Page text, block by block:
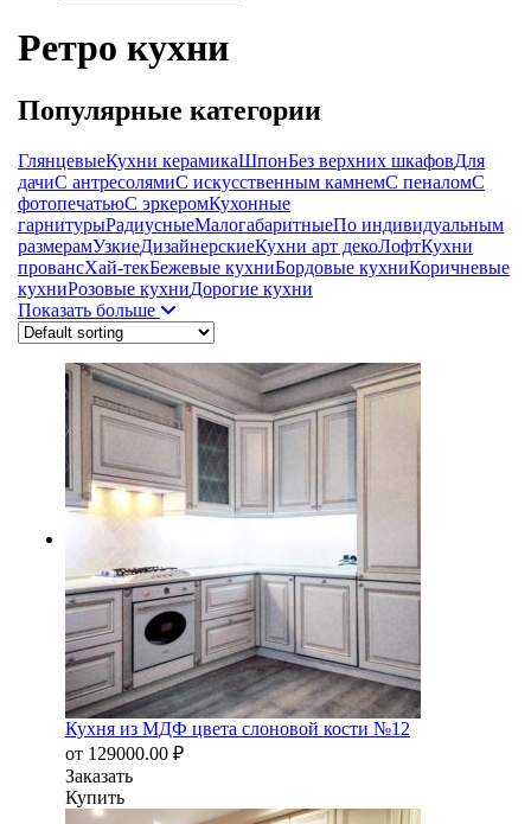
Ретро кухни
Популярные категории
ГлянцевыеКухни керамикаШпонБез верхних шкафовДля
дачиС антресолямиС искусственным камнемС пеналомС
фотопечатьюС эркеромКухонные
гарнитурыРадиусныеМалогабаритныеПо индивидуальным
размерамУзкиеДизайнерскиеКухни арт декоЛофтКухни
провансХай-текБежевые кухниБордовые кухниКоричневые
кухниРозовые кухниДорогие кухни
Показать больше
Кухня из МДФ цвета слоновой кости №12
от 129000.00 ₽
Заказать
Купить